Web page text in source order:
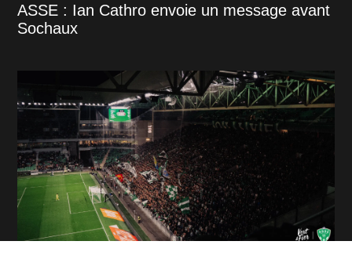
ASSE : Ian Cathro envoie un message avant
Sochaux